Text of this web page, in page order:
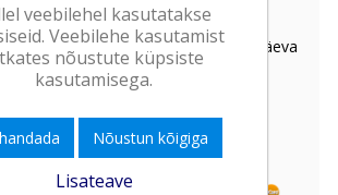
kogu Eestis kuni 3 tööpäeva
turvaline
internetimakse
veebilehel kasutatakse
Veebilehe kasutamist
nõustute küpsiste
kasutamisega.
Nõustun kõigiga
Lisateave